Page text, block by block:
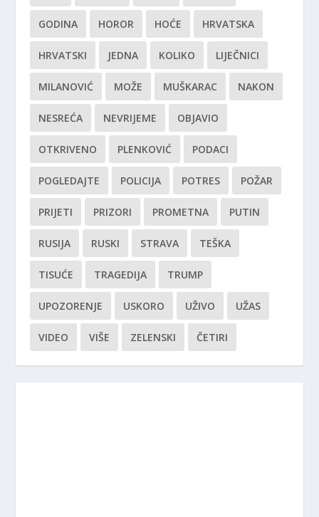
GODINA HOROR HOĆE HRVATSKA
HRVATSKI JEDNA KOLIKO LIJEČNICI
MILANOVIĆ MOŽE MUŠKARAC NAKON
NESREĆA NEVRIJEME OBJAVIO
OTKRIVENO PLENKOVIĆ PODACI
POGLEDAJTE POLICIJA POTRES POŽAR
PRIJETI PRIZORI PROMETNA PUTIN
RUSIJA RUSKI STRAVA TEŠKA
TISUĆE TRAGEDIJA TRUMP
UPOZORENJE USKORO UŽIVO UŽAS
VIDEO VIŠE ZELENSKI ČETIRI